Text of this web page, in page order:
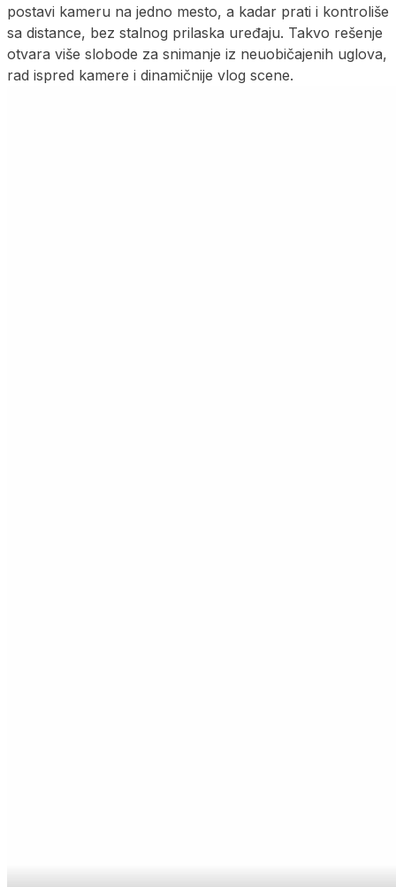
postavi kameru na jedno mesto, a kadar prati i kontroliše
sa distance, bez stalnog prilaska uređaju. Takvo rešenje
otvara više slobode za snimanje iz neuobičajenih uglova,
rad ispred kamere i dinamičnije vlog scene.